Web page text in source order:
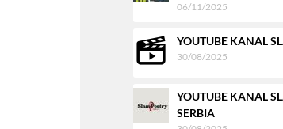
06/11/2025
YOUTUBE KANAL
30/08/2025
YOUTUBE KANAL
SERBIA